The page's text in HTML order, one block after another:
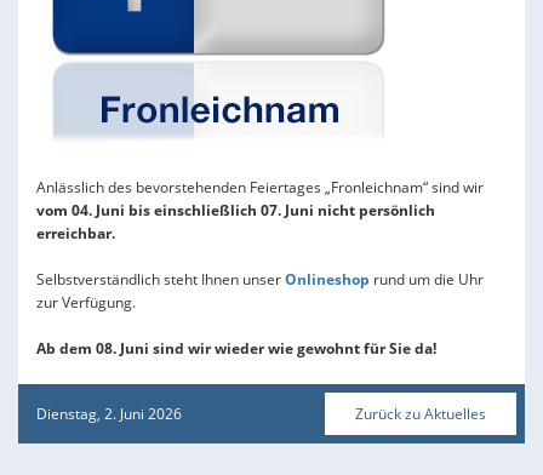
Anlässlich des bevorstehenden Feiertages „Fronleichnam“ sind wir
vom 04. Juni bis einschließlich 07. Juni nicht persönlich
erreichbar.
Selbstverständlich steht Ihnen unserOnlineshop rund um die Uhr
zur Verfügung.
Ab dem 08. Juni sind wir wieder wie gewohnt für Sie da!
Dienstag, 2. Juni 2026 Zurück zu Aktuelles